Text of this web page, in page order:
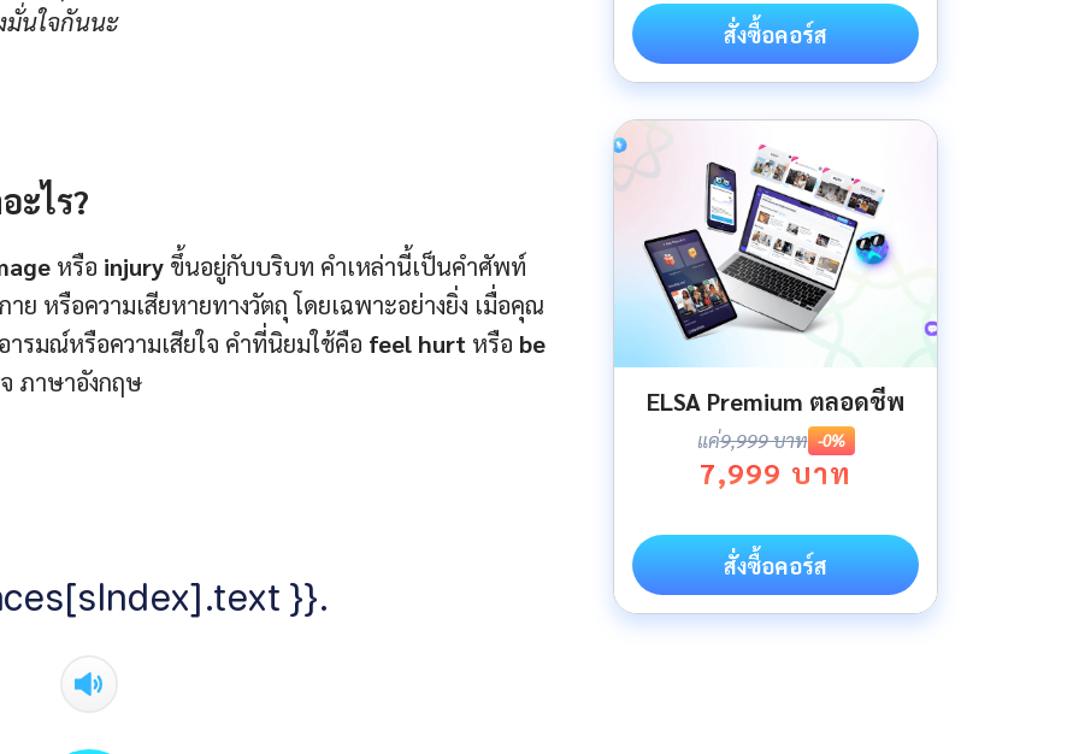
มั่นใจกันนะ
ะไร?
หรือ injury ขึ้นอยู่กับบริบท คำเหล่านี้เป็นคำศัพท์
หรือความเสียหายทางวัตถุ โดยเฉพาะอย่างยิ่ง เมื่อคุณ
ารมณ์หรือความเสียใจ คำที่นิยมใช้คือ feel hurt หรือ be
ภาษาอังกฤษ
}}.
สั่งซื้อคอร์ส
ELSA Premium ตลอดชีพ
แค่9,999 บาท -0%
7,999 บาท
สั่งซื้อคอร์ส